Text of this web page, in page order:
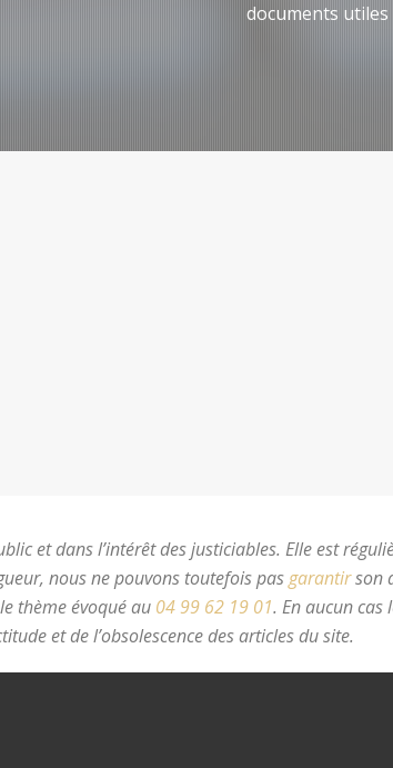
documents
et dans l’intérêt des justiciables. Elle est
nous ne pouvons toutefois pasgarantirson
thème évoqué au 04 99 62 19 01. En aucun cas
et de l’obsolescence des articles du site.